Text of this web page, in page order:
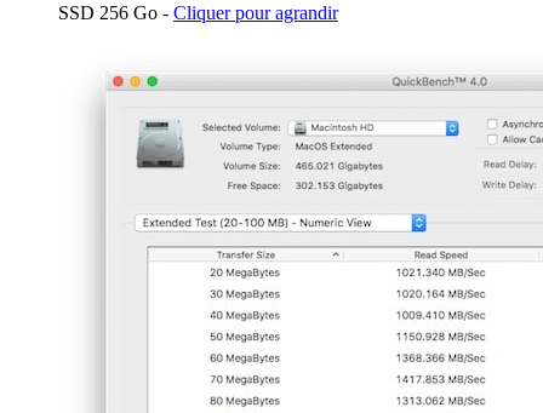
SSD 256 Go - Cliquer pour agrandir